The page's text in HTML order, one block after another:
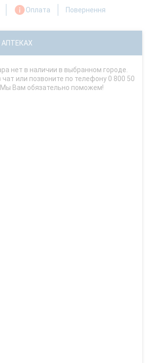
Оплата Повернення
АПТЕКАХ
нет в наличии в выбранном городе.
или позвоните по телефону 0 800 50
Мы Вам обязательно поможем!